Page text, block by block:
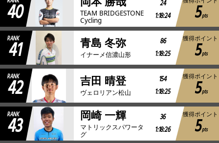
40
TEAM BRIDGESTONE
Cycling
24
1:18:24
5pts
RANK
41 青島 冬弥
イナーメ信濃山形
86
1:18:25
獲得ポイント
5pts
RANK
42 吉田 晴登
ヴェロリアン松山
154
1:18:25
獲得ポイント
5pts
RANK
43 岡崎 一輝
マトリックスパワータ
グ
36
1:18:26
獲得ポイント
5pts